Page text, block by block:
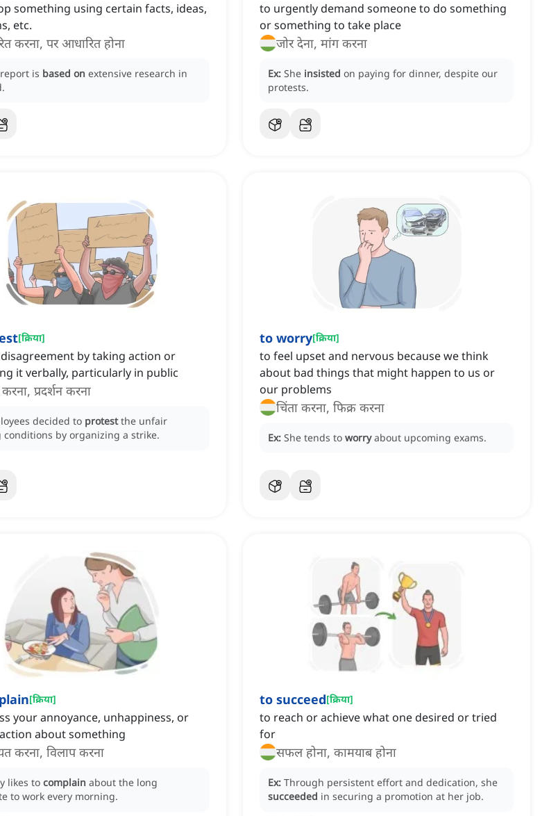
something using certain facts, ideas,
etc.
करना, पर आधारित होना
is based on extensive research in
to urgently demand someone to do something
or something to take place
जोर देना, मांग करना
Ex: She insisted on paying for dinner, despite our
protests.
[क्रिया]
by taking action or
it verbally, particularly in public
प्रदर्शन करना
decided to protest the unfair
conditions by organizing a strike.
to worry[क्रिया]
to feel upset and nervous because we think
about bad things that might happen to us or
our problems
चिंता करना, फिक्र करना
Ex: She tends to worry about upcoming exams.
[क्रिया]
your annoyance, unhappiness, or
about something
करना, विलाप करना
likes to complain about the long
to work every morning.
to succeed[क्रिया]
to reach or achieve what one desired or tried
for
सफल होना, कामयाब होना
Ex: Through persistent effort and dedication, she
succeeded in securing a promotion at her job.